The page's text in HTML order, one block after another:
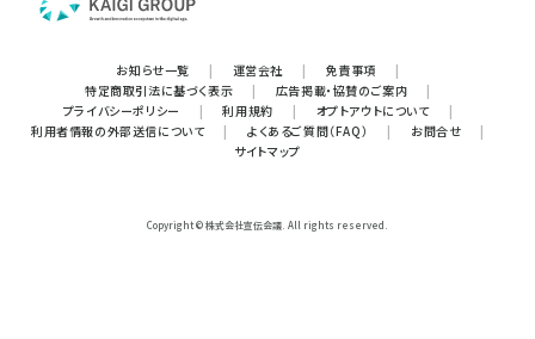
お知らせ一覧 | 運営会社 | 免責事項
|
特定商取引法に基づく表示
| 広告掲載・協賛のご案内
|
プライバシーポリシー
| 利用規約 | オプトアウトについて
|
利用者情報の外部送信について
| よくあるご質問（FAQ） | お問合せ
|
サイトマップ
Copyright © 株式会社宣伝会議. All rights reserved.